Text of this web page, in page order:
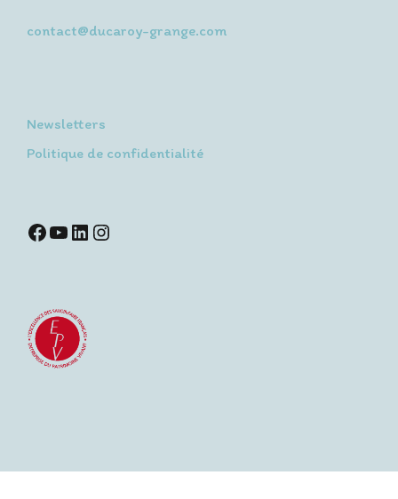
contact@ducaroy-grange.com
Newsletters
Politique de confidentialité
Facebook YouTube LinkedIn Instagram